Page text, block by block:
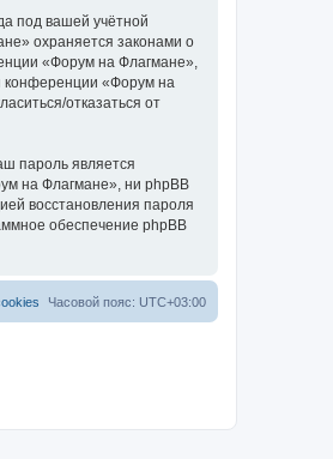
под вашей учётной
охраняется законами о
«Форум на Флагмане»,
конференции «Форум на
отказаться от
пароль является
на Флагмане», ни phpBB
восстановления пароля
обеспечение phpBB
Часовой пояс: UTC+03:00